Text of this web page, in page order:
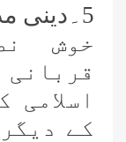
5۔دینی مدارس کا فائدہ:
خوش
کے